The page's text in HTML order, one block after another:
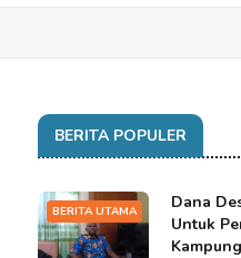
BERITA POPULER
BERITA UTAMA
Dana
Untuk
Kampung